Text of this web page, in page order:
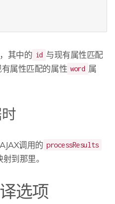
其中的 id 与现有属性匹配
有属性匹配的属性 word 属
调用的 processResults
到那里。
选项